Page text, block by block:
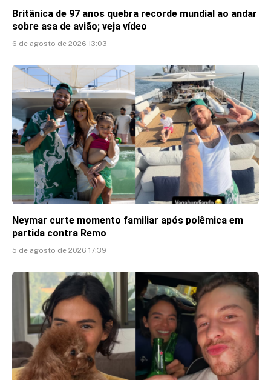
Britânica de 97 anos quebra recorde mundial ao andar
sobre asa de avião; veja vídeo
6 de agosto de 2026 13:03
Neymar curte momento familiar após polêmica em
partida contra Remo
5 de agosto de 2026 17:39